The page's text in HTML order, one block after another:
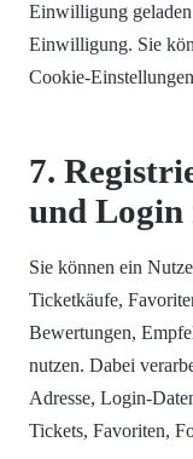
Einwilligung
Einwilligung. Sie
Cookie-
7.
und Login
Sie können ein
Ticketkäufe,
Bewertungen,
nutzen. Dabei
Adresse, Login-
Tickets, Favoriten,